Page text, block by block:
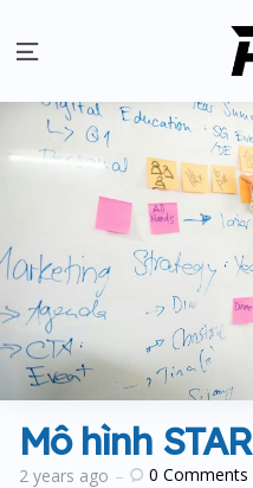
Menu
Mô hình STAR
2 years ago 0 Comments